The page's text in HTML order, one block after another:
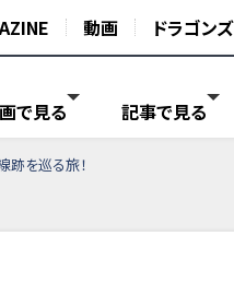
動画 ドラゴンズ
で見る 記事で見る
跡を巡る旅！